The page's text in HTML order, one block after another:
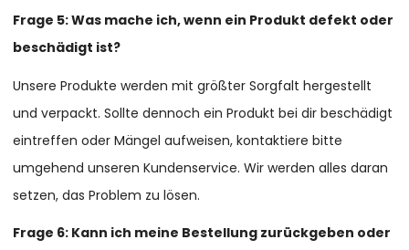
Frage 5: Was mache ich, wenn ein Produkt defekt oder
beschädigt ist?
Unsere Produkte werden mit größter Sorgfalt hergestellt
und verpackt. Sollte dennoch ein Produkt bei dir beschädigt
eintreffen oder Mängel aufweisen, kontaktiere bitte
umgehend unseren Kundenservice. Wir werden alles daran
setzen, das Problem zu lösen.
Frage 6: Kann ich meine Bestellung zurückgeben oder